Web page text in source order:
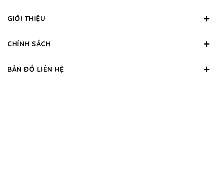
GIỚI THIỆU
CHÍNH SÁCH
BẢN ĐỒ LIÊN HỆ